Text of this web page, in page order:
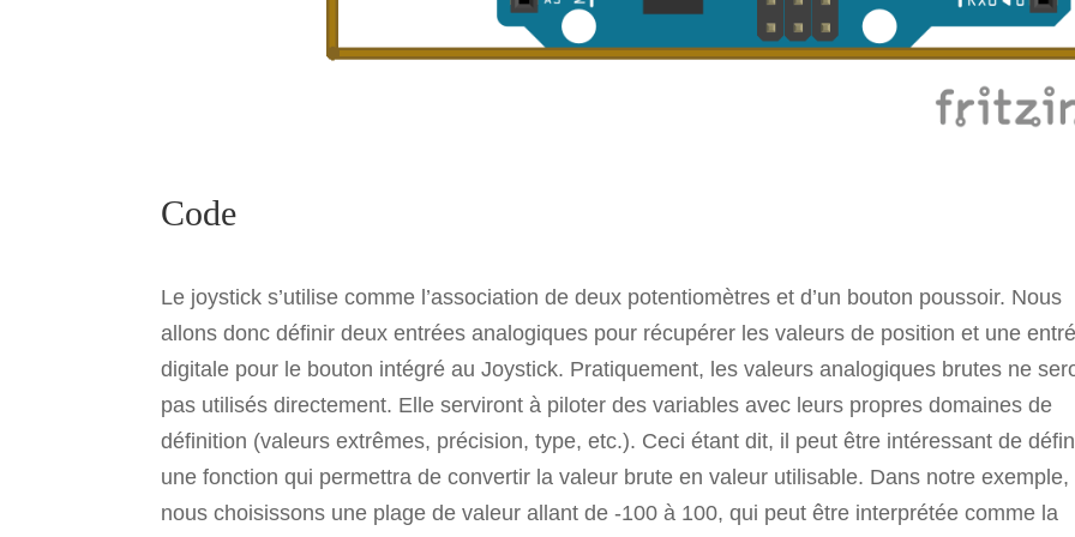
Code
Le joystick s’utilise comme l’association de deux potentiomètres et d’un bouton poussoir. Nous
allons donc définir deux entrées analogiques pour récupérer les valeurs de position et une
digitale pour le bouton intégré au Joystick. Pratiquement, les valeurs analogiques brutes ne
pas utilisés directement. Elle serviront à piloter des variables avec leurs propres domaines de
définition (valeurs extrêmes, précision, type, etc.). Ceci étant dit, il peut être intéressant de
une fonction qui permettra de convertir la valeur brute en valeur utilisable. Dans notre exemple,
nous choisissons une plage de valeur allant de -100 à 100, qui peut être interprétée comme la